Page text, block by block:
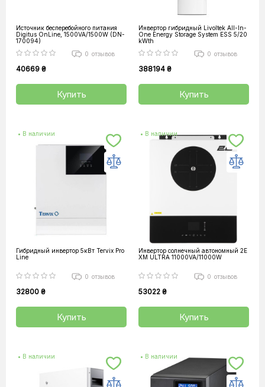
Источник бесперебойного питания
Digitus OnLine, 1500VA/1500W (DN-
170094)
0 отзывов
40669 ₴
Купить
Инвертор гибридный Livoltek All-In-
One Energy Storage System ESS 5/20
kWth
0 отзывов
388194 ₴
Купить
• В наличии
Гибридный инвертор 5кВт Tervix Pro
Line
0 отзывов
32800 ₴
Купить
• В наличии
Инвертор солнечный автономный 2E
XM ULTRA 11000VA/11000W
0 отзывов
53022 ₴
Купить
• В наличии • В наличии